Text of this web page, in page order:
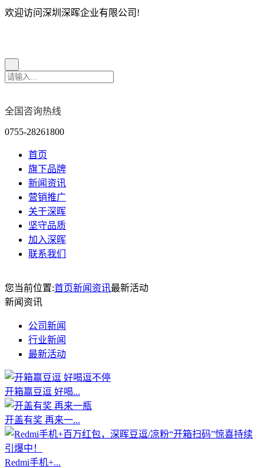
欢迎访问深圳深晖企业有限公司!
全国咨询热线
0755-28261800
首页
旗下品牌
新闻资讯
营销推广
关于深晖
坚守品质
加入深晖
联系我们
您当前位置:首页新闻资讯最新活动
新闻资讯
公司新闻
行业新闻
最新活动
开箱赢豆逗 好喝...
开盖有奖 再来一...
Redmi手机+...